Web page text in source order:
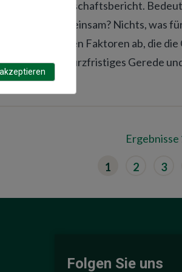
schwache Wirtschaftsbericht.
Themen gemeinsam? Nichts, was
Sie wägen Faktoren ab, die die
meistens kurzfristiges Gerede
Ergebnisse
1 2 3
Folgen Sie uns